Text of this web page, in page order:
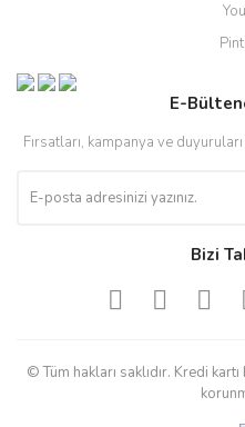
E-
Fırsatları, kampanya ve
Bizi
© Tüm hakları saklıdır. Kredi